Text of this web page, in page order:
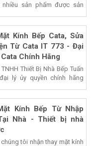
nhiều sản phẩm được sản
Kính Bếp Cata, Sửa
Từ Cata IT 773 - Đại
Chính Hãng
Thiết Bị Nhà Bếp Tuấn
lý ủy quyền chính hãng
Kính Bếp Từ Nhập
Nhà - Thiết bị nhà
tôi nhận thay mặt kính